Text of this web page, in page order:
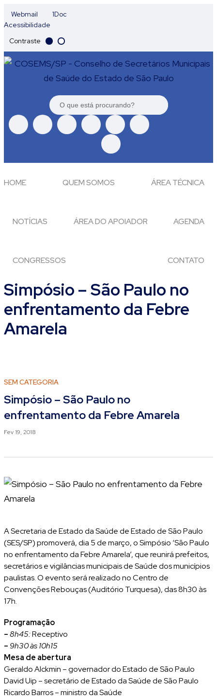
Webmail
1Doc
Acessibilidade
Contraste
HOME QUEM SOMOS ÁREA TÉCNICA
NOTÍCIAS ÁREA DO APOIADOR AGENDA
CONGRESSOS CONTATO
Simpósio – São Paulo no
enfrentamento da Febre
Amarela
SEM CATEGORIA
Simpósio – São Paulo no
enfrentamento da Febre Amarela
Fev 19, 2018
A Secretaria de Estado da Saúde de Estado de São Paulo
(SES/SP) promoverá, dia 5 de março, o Simpósio ‘São Paulo
no enfrentamento da Febre Amarela’, que reunirá prefeitos,
secretários e vigilâncias municipais de Saúde dos municípios
paulistas. O evento será realizado no Centro de
Convenções Rebouças (Auditório Turquesa), das 8h30 às
17h.
Programação
–8h45:Receptivo
– 9h30 às 10h15
Mesa de abertura
Geraldo Alckmin – governador do Estado de São Paulo
David Uip – secretário de Estado da Saúde de São Paulo
Ricardo Barros – ministro da Saúde